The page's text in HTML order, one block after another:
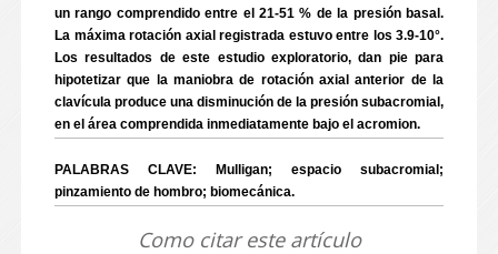
un rango comprendido entre el 21-51 % de la presión basal.
La máxima rotación axial registrada estuvo entre los 3.9-10°.
Los resultados de este estudio exploratorio, dan pie para
hipotetizar que la maniobra de rotación axial anterior de la
clavícula produce una disminución de la presión subacromial,
en el área comprendida inmediatamente bajo el acromion.
PALABRAS CLAVE: Mulligan; espacio subacromial;
pinzamiento de hombro; biomecánica.
Como citar este artículo